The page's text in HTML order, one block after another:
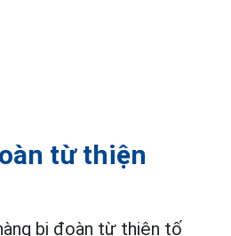
từ thiện
bị đoàn từ thiện tố